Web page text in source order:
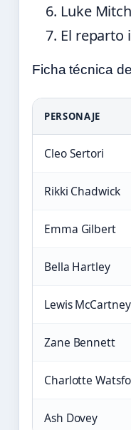
Luke
El reparto
Ficha técnica
PERSONAJE
Cleo Sertori
Rikki Chadwick
Emma Gilbert
Bella Hartley
Lewis McCartney
Zane Bennett
Charlotte
Ash Dovey